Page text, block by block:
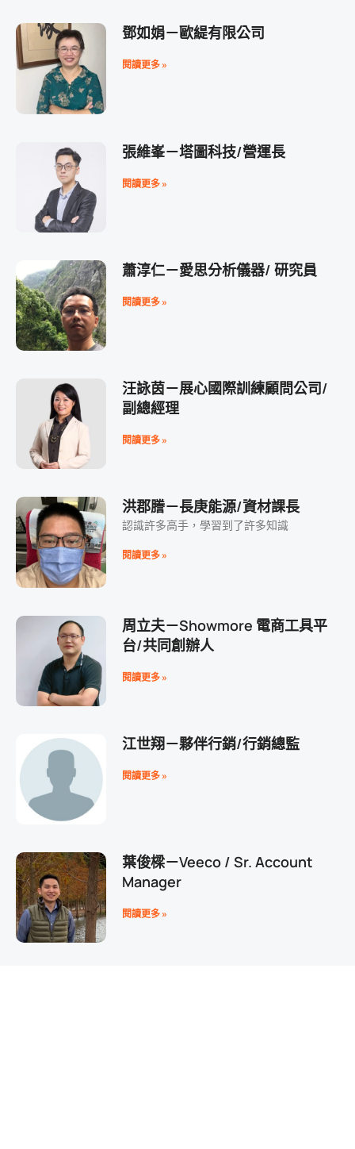
鄧如娟－歐緹有限公司
閱讀更多 »
張維峯－塔圖科技/營運長
閱讀更多 »
蕭淳仁－愛思分析儀器/ 研究員
閱讀更多 »
汪詠茵－展心國際訓練顧問公司/
副總經理
閱讀更多 »
洪郡謄－長庚能源/資材課長
認識許多高手，學習到了許多知識
閱讀更多 »
周立夫－Showmore 電商工具平
台/共同創辦人
閱讀更多 »
江世翔－夥伴行銷/行銷總監
閱讀更多 »
葉俊樑－Veeco / Sr. Account
Manager
閱讀更多 »